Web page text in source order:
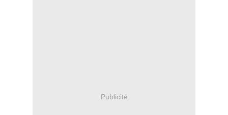
Publicité